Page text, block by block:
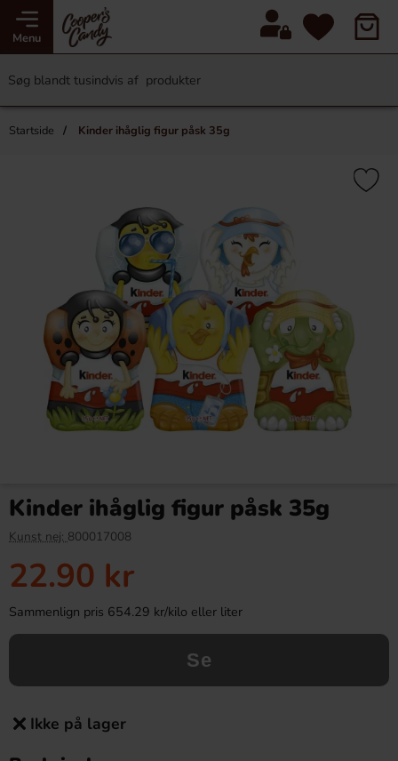
Menu
Startside Kinder ihåglig figur påsk 35g
Kinder ihåglig figur påsk 35g
Kunst nej: 800017008
22.90 kr
Sammenlign pris 654.29 kr/kilo eller liter
Se
Ikke på lager